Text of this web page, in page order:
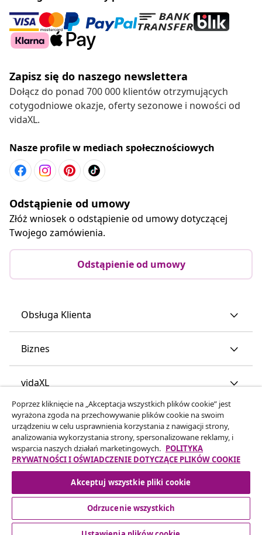
Zapisz się do naszego newslettera
Dołącz do ponad 700 000 klientów otrzymujących
cotygodniowe okazje, oferty sezonowe i nowości od
vidaXL.
Nasze profile w mediach społecznościowych
Odstąpienie od umowy
Złóż wniosek o odstąpienie od umowy dotyczącej
Twojego zamówienia.
Odstąpienie od umowy
Obsługa Klienta
Biznes
vidaXL
Odkryj więcej
© 2008-2026 vidaXL www.vidaxl.pl jest sklepem internetowym
firmy vidaXL Marketplace Europe B.V
Poprzez kliknięcie na „Akceptacja wszystkich plików cookie” jest
wyrażona zgoda na przechowywanie plików cookie na swoim
urządzeniu w celu usprawnienia korzystania z nawigacji strony,
analizowania wykorzystania strony, spersonalizowane reklamy, i
wsparcia naszych działań marketingowych. POLITYKA
PRYWATNOŚCI I OŚWIADCZENIE DOTYCZĄCE PLIKÓW COOKIE
Akceptuj wszystkie pliki cookie
Odrzucenie wszystkich